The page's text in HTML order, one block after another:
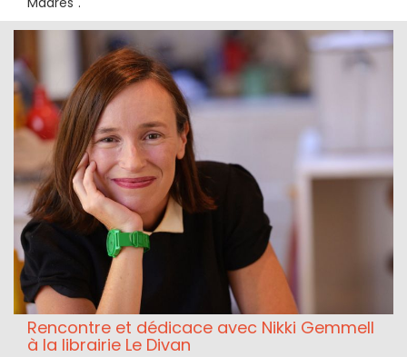
Rencontre et dédicace avec Nikki Gemmell
à la librairie Le Divan